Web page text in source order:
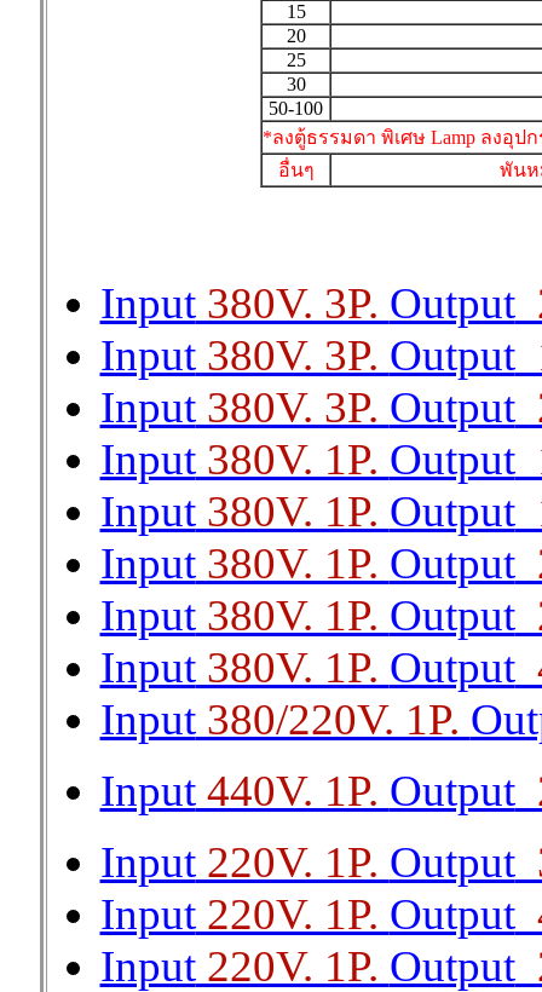
15
20
25
30
50-100
*ลงตู้ธรรมดา พิเศษ Lamp ลงอุปก
อื่นๆ
พันห
Input380V. 3P. Output
Input380V. 3P. Output
Input380V. 3P. Output
Input380V. 1P. Output
Input380V. 1P. Output
Input380V. 1P. Output
Input380V. 1P. Output
Input380V. 1P. Output
Input380/220V. 1P.
Input440V. 1P. Output
Input220V. 1P. Output
Input220V. 1P. Output
Input220V. 1P. Output